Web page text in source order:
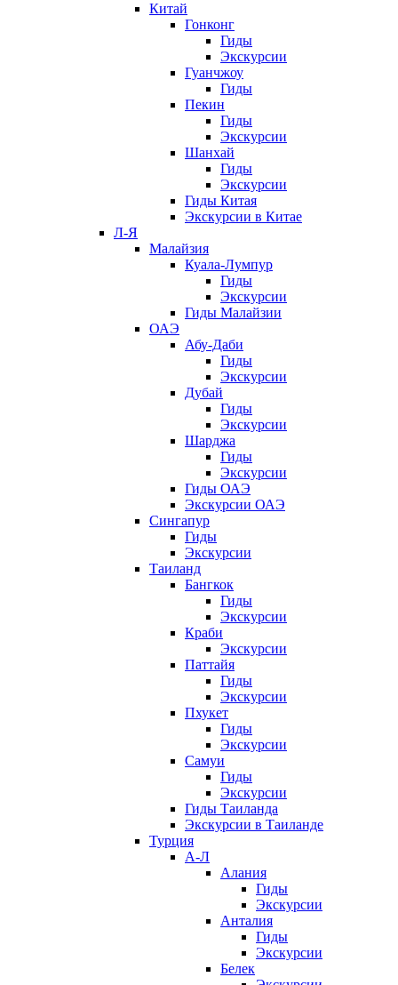
Китай
Гонконг
Гиды
Экскурсии
Гуанчжоу
Гиды
Пекин
Гиды
Экскурсии
Шанхай
Гиды
Экскурсии
Гиды Китая
Экскурсии в Китае
Л-Я
Малайзия
Куала-Лумпур
Гиды
Экскурсии
Гиды Малайзии
ОАЭ
Абу-Даби
Гиды
Экскурсии
Дубай
Гиды
Экскурсии
Шарджа
Гиды
Экскурсии
Гиды ОАЭ
Экскурсии ОАЭ
Сингапур
Гиды
Экскурсии
Таиланд
Бангкок
Гиды
Экскурсии
Краби
Экскурсии
Паттайя
Гиды
Экскурсии
Пхукет
Гиды
Экскурсии
Самуи
Гиды
Экскурсии
Гиды Таиланда
Экскурсии в Таиланде
Турция
А-Л
Алания
Гиды
Экскурсии
Анталия
Гиды
Экскурсии
Белек